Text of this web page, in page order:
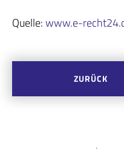
Quelle:www.e-
ZURÜCK